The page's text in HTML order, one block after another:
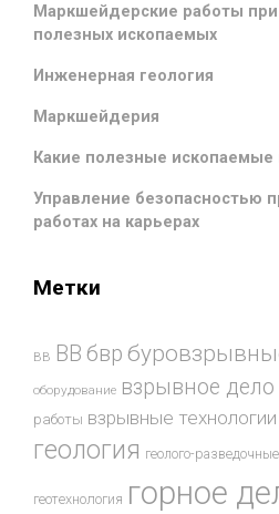
Маркшейдерские работы
полезных ископаемых
Инженерная геология
Маркшейдерия
Какие полезные ископаемые
Управление безопасностью
работах на карьерах
Метки
ВВ ВВ бвр
оборудование взрывное дело
работы взрывные технологии
геология геолого-
геотехнология горное